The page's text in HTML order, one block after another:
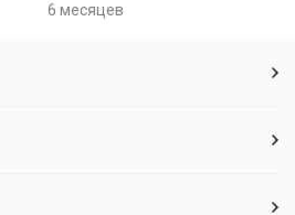
6 месяцев